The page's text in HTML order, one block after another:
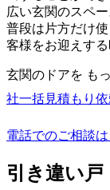
広い玄関のスペ
普段は片方だけ
客様をお迎えす
玄関のドアを も
社一括見積もり
電話でのご相談
引き違い戸